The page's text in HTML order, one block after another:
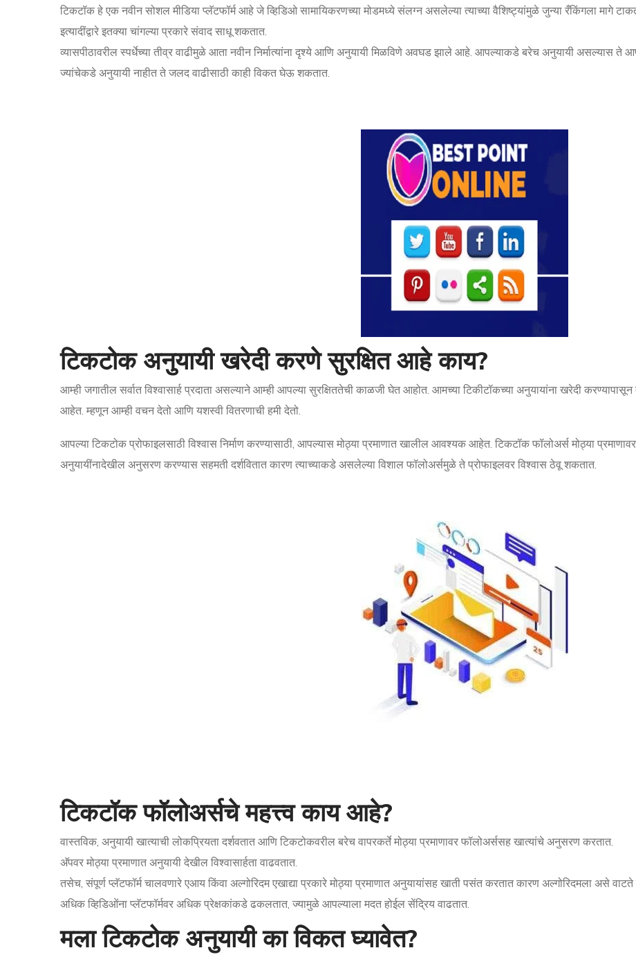
टिकटॉक हे एक नवीन सोशल मीडिया प्लॅटफॉर्म आहे जे व्हिडिओ सामायिकरणच्या मोडमध्ये संलग्न असलेल्या त्याच्या वैशिष्ट्यांमुळे जुन्या रँकिंगला मागे
इत्यादींद्वारे इतक्या चांगल्या प्रकारे संवाद साधू शकतात.
व्यासपीठावरील स्पर्धेच्या तीव्र वाढीमुळे आता नवीन निर्मात्यांना दृश्ये आणि अनुयायी मिळविणे अवघड झाले आहे. आपल्याकडे बरेच अनुयायी असल्यास
ज्यांचेकडे अनुयायी नाहीत ते जलद वाढीसाठी काही विकत घेऊ शकतात.
टिकटोक अनुयायी खरेदी करणे सुरक्षित आहे काय?
आम्ही जगातील सर्वात विश्वासार्ह प्रदाता असल्याने आम्ही आपल्या सुरक्षिततेची काळजी घेत आहोत. आमच्या टिकीटॉकच्या अनुयायांना खरेदी
आहेत. म्हणून आम्ही वचन देतो आणि यशस्वी वितरणाची हमी देतो.
आपल्या टिकटोक प्रोफाइलसाठी विश्वास निर्माण करण्यासाठी, आपल्यास मोठ्या प्रमाणात खालील आवश्यक आहेत. टिकटॉक फॉलोअर्स मोठ्या
अनुयायींनादेखील अनुसरण करण्यास सहमती दर्शवितात कारण त्याच्याकडे असलेल्या विशाल फॉलोअर्समुळे ते प्रोफाइलवर विश्वास ठेवू शकतात.
टिकटॉक फॉलोअर्सचे महत्त्व काय आहे?
वास्तविक, अनुयायी खात्याची लोकप्रियता दर्शवतात आणि टिकटोकवरील बरेच वापरकर्ते मोठ्या प्रमाणावर फॉलोअर्ससह खात्यांचे अनुसरण करतात.
अ‍ॅपवर मोठ्या प्रमाणात अनुयायी देखील विश्वासार्हता वाढवतात.
तसेच, संपूर्ण प्लॅटफॉर्म चालवणारे एआय किंवा अल्गोरिदम एखाद्या प्रकारे मोठ्या प्रमाणात अनुयायांसह खाती पसंत करतात कारण अल्गोरिदमला असे
अधिक व्हिडिओंना प्लॅटफॉर्मवर अधिक प्रेक्षकांकडे ढकलतात, ज्यामुळे आपल्याला मदत होईल सेंद्रिय वाढतात.
मला टिकटोक अनुयायी का विकत घ्यावेत?